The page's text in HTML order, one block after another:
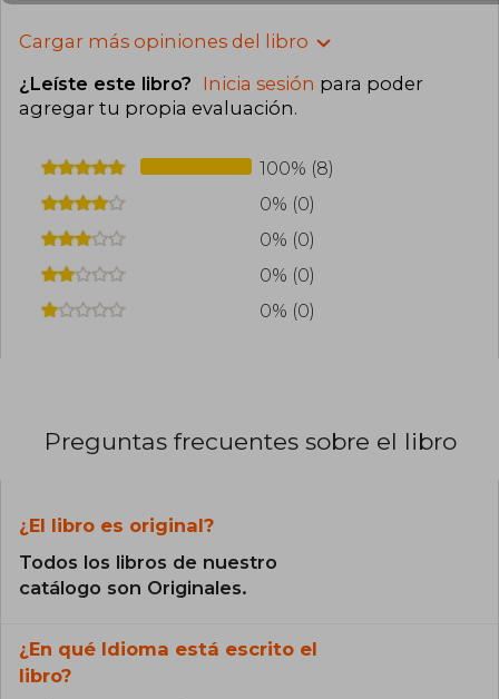
Cargar más opiniones del libro
¿Leíste este libro? Inicia sesión para poder
agregar tu propia evaluación.
100% (8)
0% (0)
0% (0)
0% (0)
0% (0)
Preguntas frecuentes sobre el libro
¿El libro es original?
Todos los libros de nuestro
catálogo son Originales.
¿En qué Idioma está escrito el
libro?